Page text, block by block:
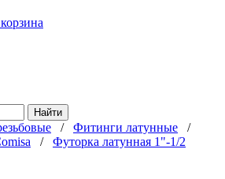
/ Фитинги латунные /
/ Футорка латунная 1"-1/2